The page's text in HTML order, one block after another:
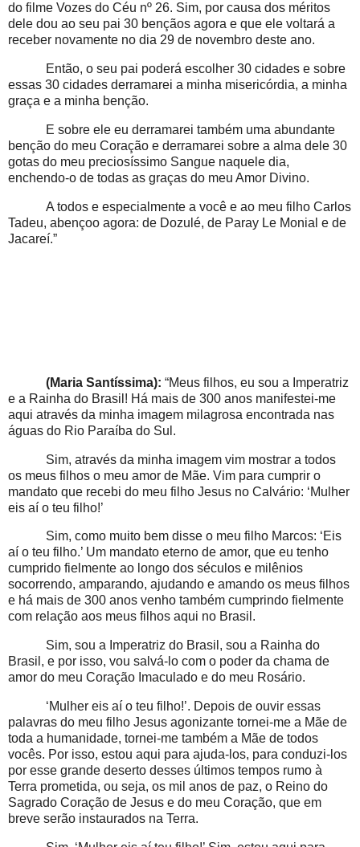
do filme Vozes do Céu nº 26. Sim, por causa dos méritos
dele dou ao seu pai 30 bençãos agora e que ele voltará a
receber novamente no dia 29 de novembro deste ano.
Então, o seu pai poderá escolher 30 cidades e sobre
essas 30 cidades derramarei a minha misericórdia, a minha
graça e a minha benção.
E sobre ele eu derramarei também uma abundante
benção do meu Coração e derramarei sobre a alma dele 30
gotas do meu preciosíssimo Sangue naquele dia,
enchendo-o de todas as graças do meu Amor Divino.
A todos e especialmente a você e ao meu filho Carlos
Tadeu, abençoo agora: de Dozulé, de Paray Le Monial e de
Jacareí.”
(Maria Santíssima): “Meus filhos, eu sou a Imperatriz
e a Rainha do Brasil! Há mais de 300 anos manifestei-me
aqui através da minha imagem milagrosa encontrada nas
águas do Rio Paraíba do Sul.
Sim, através da minha imagem vim mostrar a todos
os meus filhos o meu amor de Mãe. Vim para cumprir o
mandato que recebi do meu filho Jesus no Calvário: ‘Mulher
eis aí o teu filho!’
Sim, como muito bem disse o meu filho Marcos: ‘Eis
aí o teu filho.’ Um mandato eterno de amor, que eu tenho
cumprido fielmente ao longo dos séculos e milênios
socorrendo, amparando, ajudando e amando os meus filhos
e há mais de 300 anos venho também cumprindo fielmente
com relação aos meus filhos aqui no Brasil.
Sim, sou a Imperatriz do Brasil, sou a Rainha do
Brasil, e por isso, vou salvá-lo com o poder da chama de
amor do meu Coração Imaculado e do meu Rosário.
‘Mulher eis aí o teu filho!’. Depois de ouvir essas
palavras do meu filho Jesus agonizante tornei-me a Mãe de
toda a humanidade, tornei-me também a Mãe de todos
vocês. Por isso, estou aqui para ajuda-los, para conduzi-los
por esse grande deserto desses últimos tempos rumo à
Terra prometida, ou seja, os mil anos de paz, o Reino do
Sagrado Coração de Jesus e do meu Coração, que em
breve serão instaurados na Terra.